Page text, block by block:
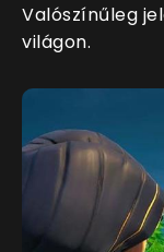
Valószínűleg
világon.